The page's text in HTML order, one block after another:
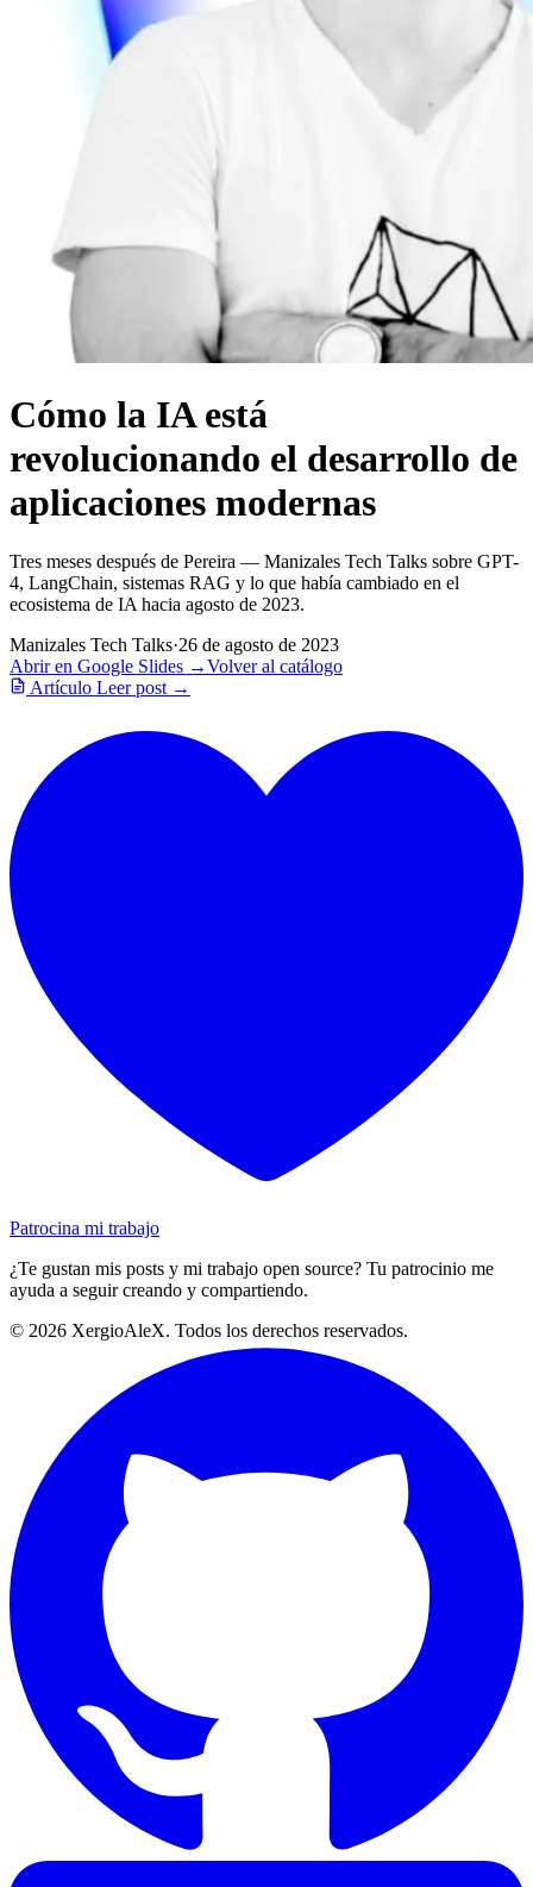
Cómo la IA está
revolucionando el desarrollo de
aplicaciones modernas
Tres meses después de Pereira — Manizales Tech Talks sobre GPT-
4, LangChain, sistemas RAG y lo que había cambiado en el
ecosistema de IA hacia agosto de 2023.
Manizales Tech Talks·26 de agosto de 2023
Abrir en Google Slides →Volver al catálogo
Artículo Leer post →
Patrocina mi trabajo
¿Te gustan mis posts y mi trabajo open source? Tu patrocinio me
ayuda a seguir creando y compartiendo.
© 2026 XergioAleX. Todos los derechos reservados.